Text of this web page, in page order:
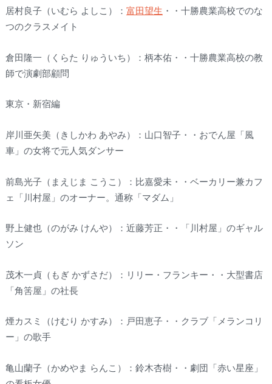
居村良子（いむら よしこ）： 富田望生 ・・十勝農業高校でのな
つのクラスメイト
倉田隆一（くらた りゅういち）：柄本佑・・十勝農業高校の教
師で演劇部顧問
東京・新宿編
岸川亜矢美（きしかわ あやみ）：山口智子・・おでん屋「風
車」の女将で元人気ダンサー
前島光子（まえじま こうこ）：比嘉愛未・・ベーカリー兼カフ
ェ「川村屋」のオーナー。通称「マダム」
野上健也（のがみ けんや）：近藤芳正・・「川村屋」のギャル
ソン
茂木一貞（もぎ かずさだ）：リリー・フランキー・・大型書店
「角筈屋」の社長
煙カスミ（けむり かすみ）：戸田恵子・・クラブ「メランコリ
ー」の歌手
亀山蘭子（かめやま らんこ）：鈴木杏樹・・劇団「赤い星座」